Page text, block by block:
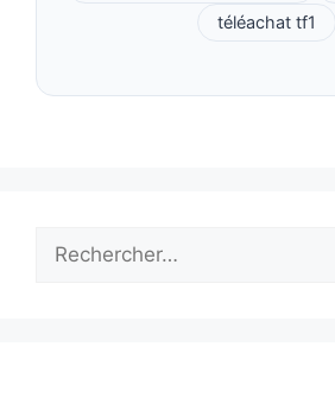
téléachat tf1
Rechercher :